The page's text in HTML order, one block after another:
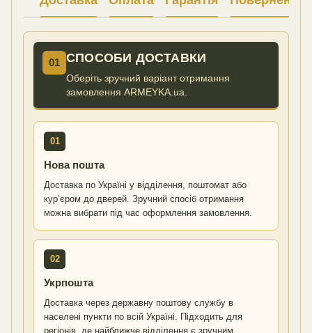
01 СПОСОБИ ДОСТАВКИ
Оберіть зручний варіант отримання
замовлення ARMEYKA.ua.
01
Нова пошта
Доставка по Україні у відділення, поштомат або
кур’єром до дверей. Зручний спосіб отримання
можна вибрати під час оформлення замовлення.
02
Укрпошта
Доставка через державну поштову службу в
населені пункти по всій Україні. Підходить для
регіонів, де найближче відділення є зручним